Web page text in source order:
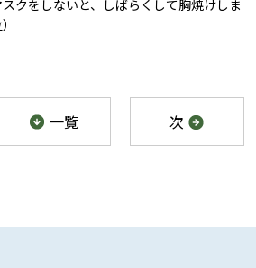
クをしないと、しばらくして胸焼けしま
一覧 次